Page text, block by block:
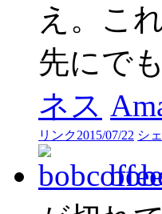
え。こ
先にで
ネス
リンク2015/07/22 シ